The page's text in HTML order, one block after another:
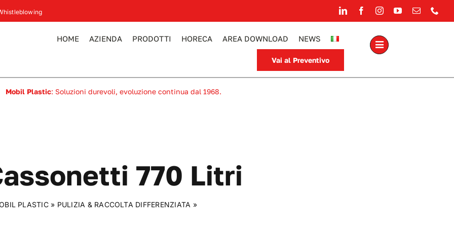
HOME AZIENDA PRODOTTI HORECA AREA DOWNLOAD NEWS
Vai al Preventivo
Mobil Plastic: Soluzioni durevoli, evoluzione continua dal 1968.
770 Litri
PLASTIC» PULIZIA & RACCOLTA DIFFERENZIATA »